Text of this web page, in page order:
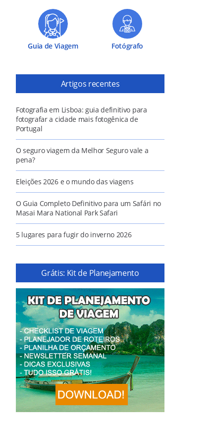
Guia de Viagem Fotógrafo
Artigos recentes
Fotografia em Lisboa: guia definitivo para
fotografar a cidade mais fotogênica de
Portugal
O seguro viagem da Melhor Seguro vale a
pena?
Eleições 2026 e o mundo das viagens
O Guia Completo Definitivo para um Safári no
Masai Mara National Park Safari
5 lugares para fugir do inverno 2026
Grátis: Kit de Planejamento